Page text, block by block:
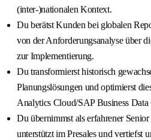
(inter-)nationalen Kontext.
Du berätst Kunden bei globalen
von der Anforderungsanalyse über
zur Implementierung.
Du transformierst historisch
Planungslösungen und optimierst
Analytics Cloud/SAP Business Data
Du übernimmst als erfahrener
unterstützt im Presales und vertiefst